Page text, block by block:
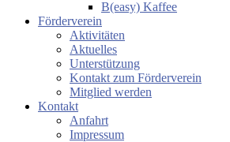
B(easy) Kaffee
Förderverein
Aktivitäten
Aktuelles
Unterstützung
Kontakt zum Förderverein
Mitglied werden
Kontakt
Anfahrt
Impressum